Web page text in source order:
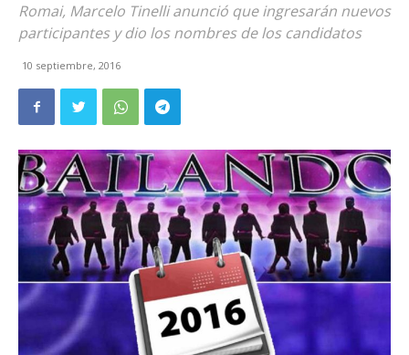
Romai, Marcelo Tinelli anunció que ingresarán nuevos
participantes y dio los nombres de los candidatos
10 septiembre, 2016